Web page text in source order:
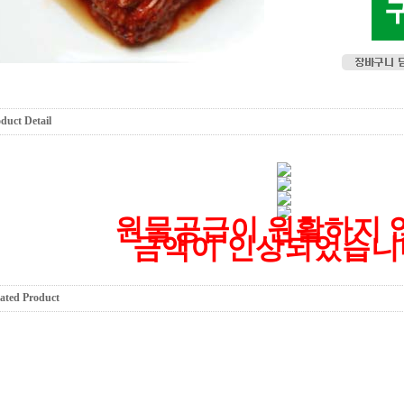
Detail
원물공급이 원활하지
금액이 인상되었습
Product